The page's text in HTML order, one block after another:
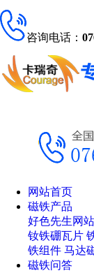
咨询电话：
网站首页
磁铁产品
好色先生网站
钕铁硼瓦片
铁组件 马达
磁铁问答